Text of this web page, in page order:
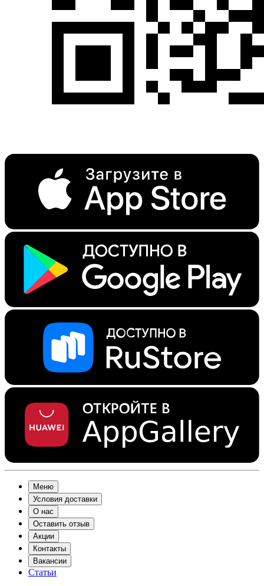
Меню
Условия доставки
О нас
Оставить отзыв
Акции
Контакты
Вакансии
Статьи